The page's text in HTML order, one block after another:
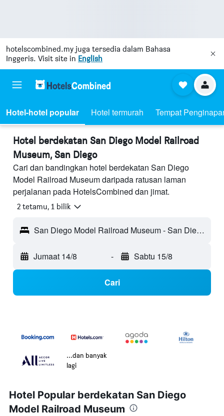
hotelscombined.my juga tersedia dalam Bahasa
Inggeris. Visit site in English
Hotel-hotel popular Hotel termurah Tempat
Hotel berdekatan San Diego Model Railroad
Museum, San Diego
Cari dan bandingkan hotel berdekatan San Diego
Model Railroad Museum daripada ratusan laman
perjalanan pada HotelsCombined dan jimat.
2 tetamu, 1 bilik
San Diego Model Railroad Museum - San Diego, CA, Amerika Syarikat
Jumaat 14/8 - Sabtu 15/8
Cari
...dan banyak
lagi
Hotel Popular berdekatan San Diego
Model Railroad Museum